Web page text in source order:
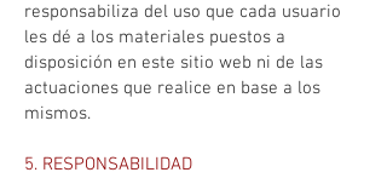
responsabiliza del uso que cada usuario
les dé a los materiales puestos a
disposición en este sitio web ni de las
actuaciones que realice en base a los
mismos.
5. RESPONSABILIDAD